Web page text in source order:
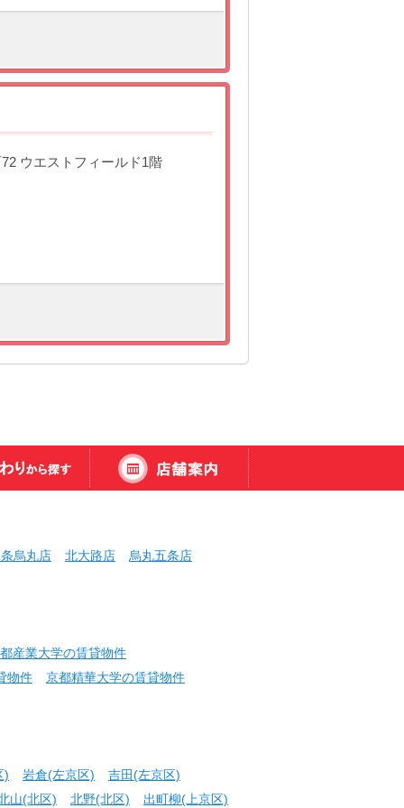
ウエストフィールド1階
烏丸店 北大路店 烏丸五条店
産業大学の賃貸物件
物件
京都精華大学の賃貸物件
) 岩倉(左京区)
吉田(左京区)
山(北区)
北野(北区) 出町柳(上京区)